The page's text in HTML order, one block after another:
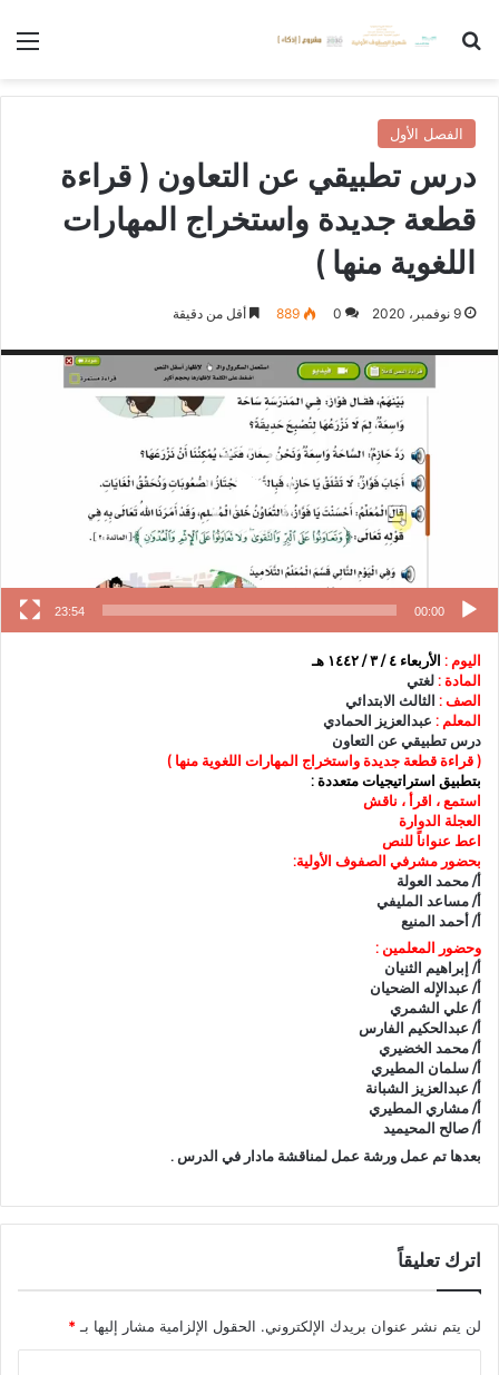
بحث عن
الفصل الأول
درس تطبيقي عن التعاون ( قراءة
قطعة جديدة واستخراج المهارات
اللغوية منها )
9 نوفمبر، 2020 0
889 أقل من دقيقة
مشغل
00:00
23:54
اليوم : الأربعاء ٤ / ٣ / ١٤٤٢ هـ
المادة :لغتي
الصف : الثالث الابتدائي
المعلم : عبدالعزيز الحمادي
درس تطبيقي عن التعاون
( قراءة قطعة جديدة واستخراج المهارات اللغوية منها )
بتطبيق استراتيجيات متعددة :
استمع ، اقرأ ، ناقش
العجلة الدوارة
اعط عنواناً للنص
بحضور مشرفي الصفوف الأولية:
أ/ محمد العولة
أ/ مساعد المليفي
أ/ أحمد المنيع
وحضور المعلمين :
أ/ إبراهيم الثنيان
أ/ عبدالإله الضحيان
أ/ علي الشمري
أ/ عبدالحكيم الفارس
أ/ محمد الخضيري
أ/ سلمان المطيري
أ/ عبدالعزيز الشبانة
أ/ مشاري المطيري
أ/ صالح المحيميد
بعدها تم عمل ورشة عمل لمناقشة مادار في الدرس .
اترك تعليقاً
لن يتم نشر عنوان بريدك الإلكتروني. الحقول الإلزامية مشار إليها بـ*